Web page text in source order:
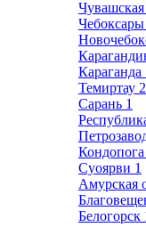
Чебоксары
Караганда
Темиртау 2
Сарань 1
Кондопога
Суоярви 1
Амурская
Белогорск